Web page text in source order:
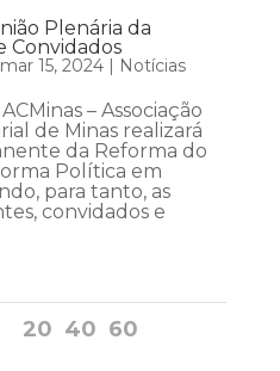
Plenária da
Convidados
mar 15, 2024| Notícias
– Associação
de Minas realizará
da Reforma do
Política em
para tanto, as
convidados e
20 40 60